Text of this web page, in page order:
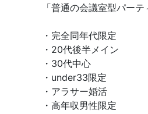
「普通の会議室型パー
・完全同年代限定
・20代後半メイン
・30代中心
・under33限定
・アラサー婚活
・高年収男性限定